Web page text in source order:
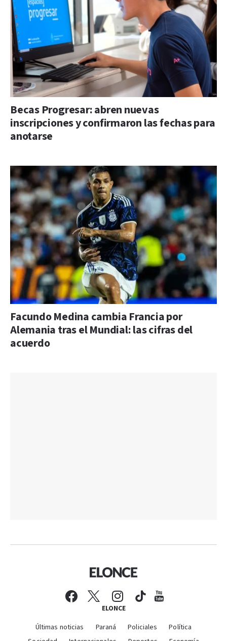
Becas Progresar: abren nuevas
inscripciones y confirmaron las fechas para
anotarse
Facundo Medina cambia Francia por
Alemania tras el Mundial: las cifras del
acuerdo
ELONCE
Últimas noticias Paraná Policiales
Política